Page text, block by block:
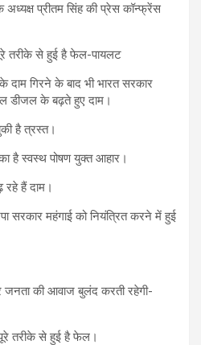
प्रीतम सिंह की प्रेस कॉन्फ्रेंस
तरीके से हुई है फेल-पायलट
दाम गिरने के बाद भी भारत सरकार
डीजल के बढ़ते हुए दाम।
है त्रस्त।
है स्वस्थ पोषण युक्त आहार।
रहे हैं दाम।
सरकार महंगाई को नियंत्रित करने में हुई
जनता की आवाज बुलंद करती रहेगी-
तरीके से हुई है फेल।